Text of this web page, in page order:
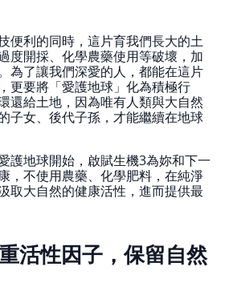
便利的同時，這片育我們長大的土
度開採、化學農藥使用等破壞，加
為了讓我們深愛的人，都能在這片
更要將「愛護地球」化為積極行
還給土地，因為唯有人類與大自然
子女、後代子孫，才能繼續在地球
護地球開始，啟賦生機3為妳和下一
，不使用農藥、化學肥料，在純淨
取大自然的健康活性，進而提供最
活性因子，保留自然